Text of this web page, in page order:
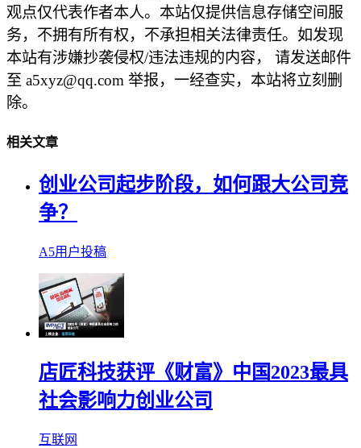
观点仅代表作者本人。本站仅提供信息存储空间服
务，不拥有所有权，不承担相关法律责任。如发现
本站有涉嫌抄袭侵权/违法违规的内容， 请发送邮件
至 a5xyz@qq.com 举报，一经查实，本站将立刻删
除。
相关文章
创业公司起步阶段，如何跟大公司竞
争？
A5用户投稿
店匠科技获评《财富》中国2023最具
社会影响力创业公司
互联网